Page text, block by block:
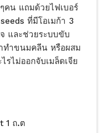
คน แถมด้วยไฟเบอร์
ที่มีโอเมก้า 3
และช่วยระบบขับ
ทำขนมคลีน หรือผสม
รไม่ออกจับเมล็ดเจีย
1 ถ.​ต